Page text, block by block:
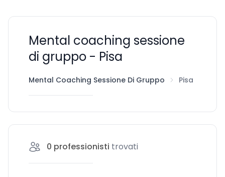
Mental coaching sessione
di gruppo - Pisa
Mental Coaching Sessione Di Gruppo Pisa
0 professionisti trovati